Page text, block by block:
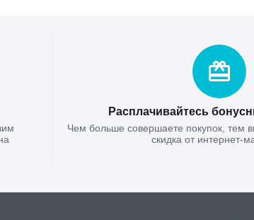
Расплачивайтесь
Чем больше совершаете покупок, тем
скидка от интернет-